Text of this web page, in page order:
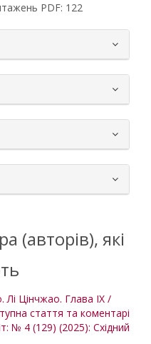
PDF: 122
(авторів), які
Лі Цінчжао. Глава ІХ /
стаття та коментарі
№ 4 (129) (2025): Східний